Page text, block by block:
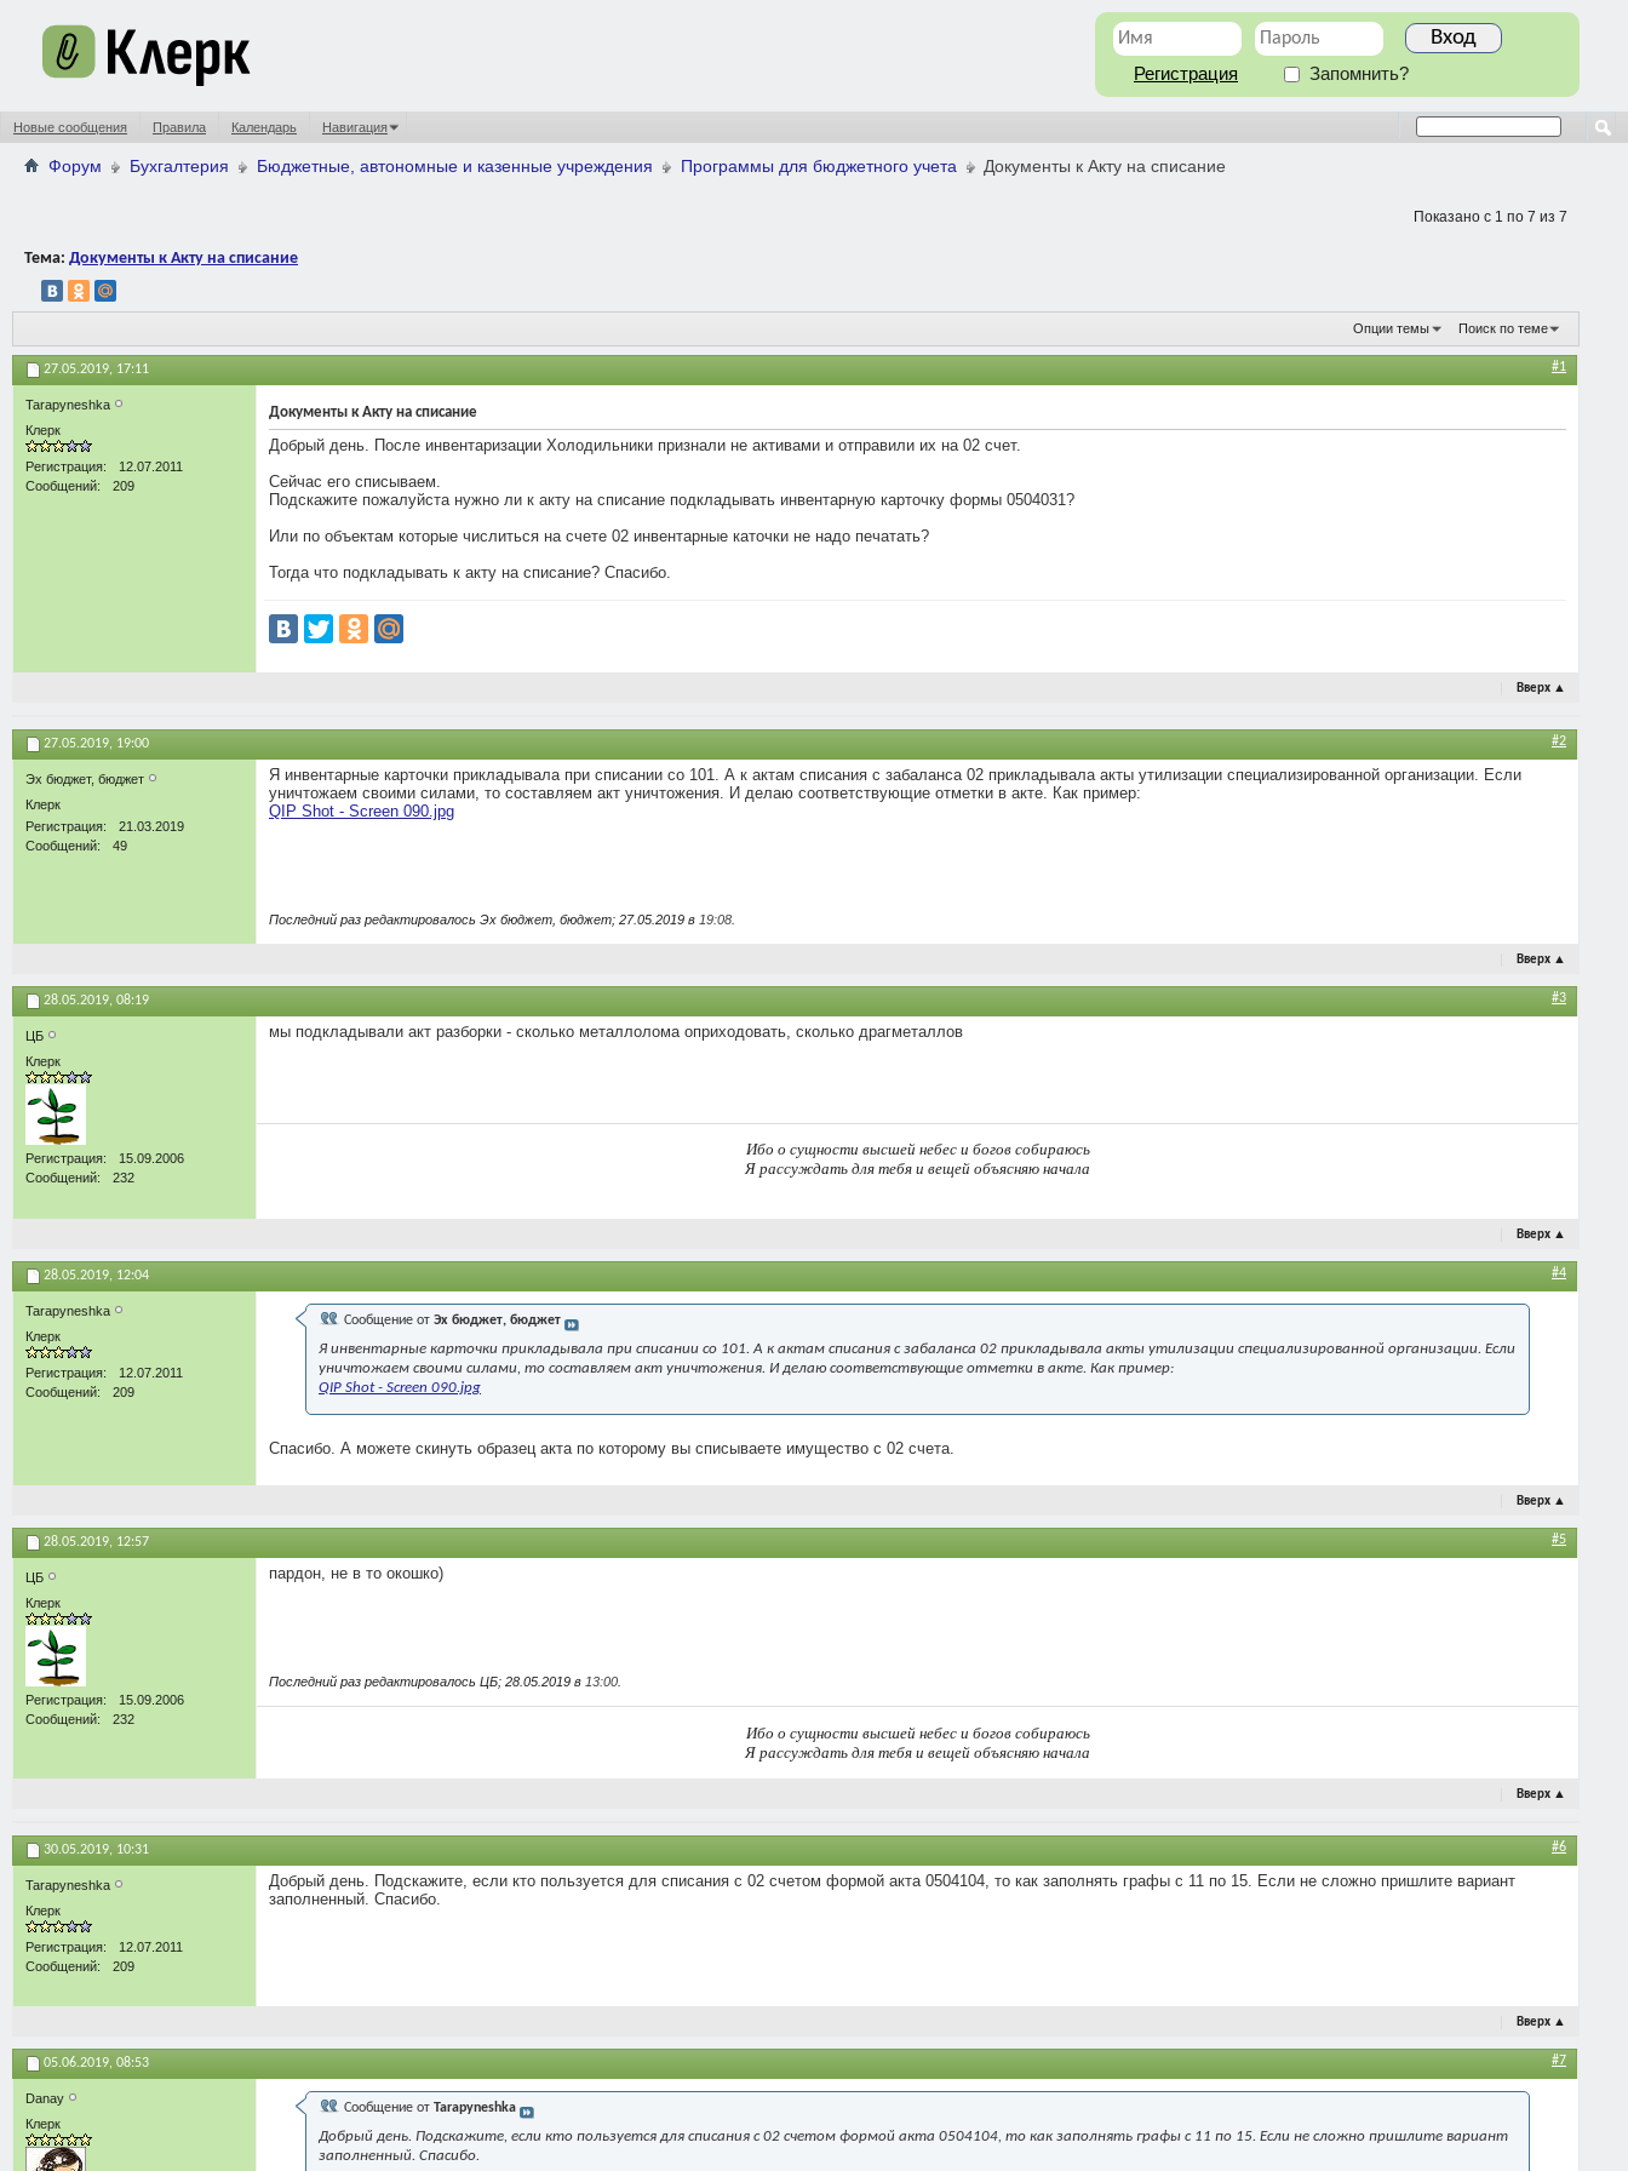
Регистрация Запомнить?
Новые сообщения Правила Календарь Навигация
Форум Бухгалтерия Бюджетные, автономные и казенные учреждения Программы для бюджетного учета Документы к Акту на списание
Показано с 1 по 7 из 7
Тема: Документы к Акту на списание
Опции темы Поиск по теме
27.05.2019, 17:11 #1
Tarapyneshka
Клерк
Регистрация
12.07.2011
Сообщений
209
Документы к Акту на списание
Добрый день. После инвентаризации Холодильники признали не активами и отправили их на 02 счет.
Сейчас его списываем.
Подскажите пожалуйста нужно ли к акту на списание подкладывать инвентарную карточку формы 0504031?
Или по объектам которые числиться на счете 02 инвентарные каточки не надо печатать?
Тогда что подкладывать к акту на списание? Спасибо.
Вверх ▲
27.05.2019, 19:00 #2
Эх бюджет, бюджет
Клерк
Регистрация
21.03.2019
Сообщений
49
Я инвентарные карточки прикладывала при списании со 101. А к актам списания с забаланса 02 прикладывала акты утилизации специализированной организации. Если
уничтожаем своими силами, то составляем акт уничтожения. И делаю соответствующие отметки в акте. Как пример:
QIP Shot - Screen 090.jpg
Последний раз редактировалось Эх бюджет, бюджет; 27.05.2019 в 19:08
Вверх ▲
28.05.2019, 08:19 #3
ЦБ
Клерк
Регистрация
15.09.2006
Сообщений
232
мы подкладывали акт разборки - сколько металлолома оприходовать, сколько драгметаллов
Ибо о сущности высшей небес и богов собираюсь
Я рассуждать для тебя и вещей объясняю начала
Вверх ▲
28.05.2019, 12:04 #4
Tarapyneshka
Клерк
Регистрация
12.07.2011
Сообщений
209
Сообщение от Эх бюджет, бюджет
Я инвентарные карточки прикладывала при списании со 101. А к актам списания с забаланса 02 прикладывала акты утилизации специализированной организации. Если
уничтожаем своими силами, то составляем акт уничтожения. И делаю соответствующие отметки в акте. Как пример:
QIP Shot - Screen 090.jpg
Спасибо. А можете скинуть образец акта по которому вы списываете имущество с 02 счета.
Вверх ▲
28.05.2019, 12:57 #5
ЦБ
Клерк
Регистрация
15.09.2006
Сообщений
232
пардон, не в то окошко)
Последний раз редактировалось ЦБ; 28.05.2019 в 13:00
Ибо о сущности высшей небес и богов собираюсь
Я рассуждать для тебя и вещей объясняю начала
Вверх ▲
30.05.2019, 10:31 #6
Tarapyneshka
Клерк
Регистрация
12.07.2011
Сообщений
209
Добрый день. Подскажите, если кто пользуется для списания с 02 счетом формой акта 0504104, то как заполнять графы с 11 по 15. Если не сложно пришлите вариант
заполненный. Спасибо.
Вверх ▲
05.06.2019, 08:53 #7
Danay
Клерк
Сообщение от Tarapyneshka
Добрый день. Подскажите, если кто пользуется для списания с 02 счетом формой акта 0504104, то как заполнять графы с 11 по 15. Если не сложно пришлите вариант
заполненный. Спасибо.